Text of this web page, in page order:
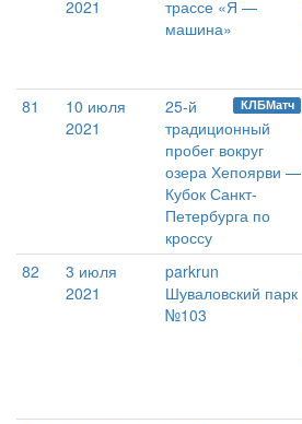
2021
трассе «Я —
машина»
81
10 июля
2021
КЛБМатч
25-й
традиционный
пробег вокруг
озера Хепоярви —
Кубок Санкт-
Петербурга по
кроссу
82
3 июля
2021
parkrun
Шуваловский парк
№103